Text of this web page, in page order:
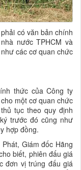
có văn bản chính
nước TPHCM và
các cơ quan chức
thức của Công ty
một cơ quan chức
tục theo quy định
trước đó cũng như
hợp đồng.
Giám đốc Hãng
biết, phiên đấu giá
đơn vị trúng đấu giá